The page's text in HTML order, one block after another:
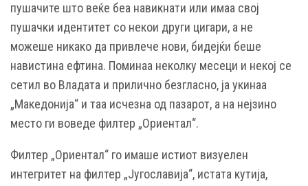
пушачите што веќе беа навикнати или имаа свој
пушачки идентитет со некои други цигари, а не
можеше никако да привлече нови, бидејќи беше
навистина ефтина. Поминаа неколку месеци и некој се
сетил во Владата и прилично безгласно, ја укинаа
„Македонија“ и таа исчезна од пазарот, а на нејзино
место ги воведе филтер „Ориентал“.
Филтер „Ориентал“ го имаше истиот визуелен
интегритет на филтер „Југославија“, истата кутија,